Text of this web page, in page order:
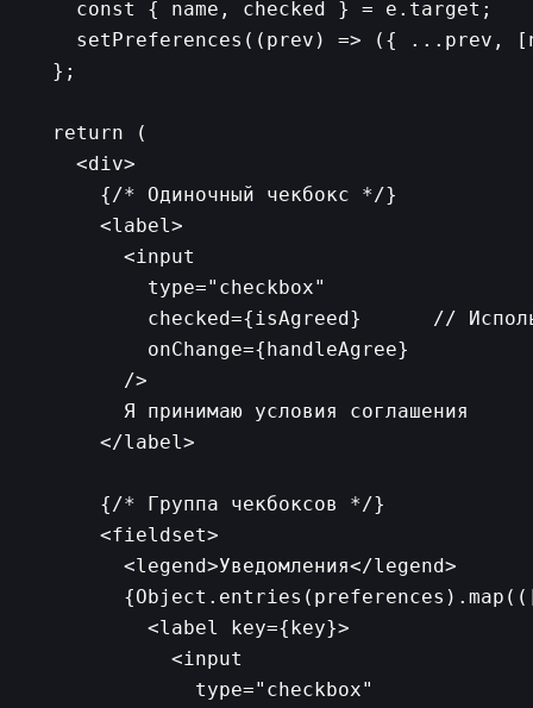
    const { name, checked } = e.target;
setPreferences((prev) => ({ ...prev,
  };
  return (
    <div>
      {/* Одиночный чекбокс */}
      <label>
        <input
          type="checkbox"
checked={isAgreed}      //
          onChange={handleAgree}
        />
        Я принимаю условия соглашения
      </label>
      {/* Группа чекбоксов */}
      <fieldset>
        <legend>Уведомления</legend>
          <label key={key}>
            <input
              type="checkbox"